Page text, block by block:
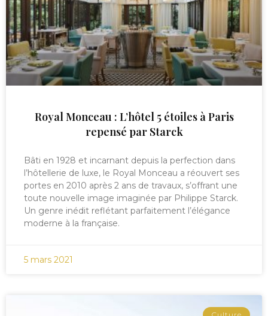
Royal Monceau : L’hôtel 5 étoiles à Paris
repensé par Starck
Bâti en 1928 et incarnant depuis la perfection dans
l’hôtellerie de luxe, le Royal Monceau a réouvert ses
portes en 2010 après 2 ans de travaux, s’offrant une
toute nouvelle image imaginée par Philippe Starck.
Un genre inédit reflétant parfaitement l’élégance
moderne à la française.
5 mars 2021